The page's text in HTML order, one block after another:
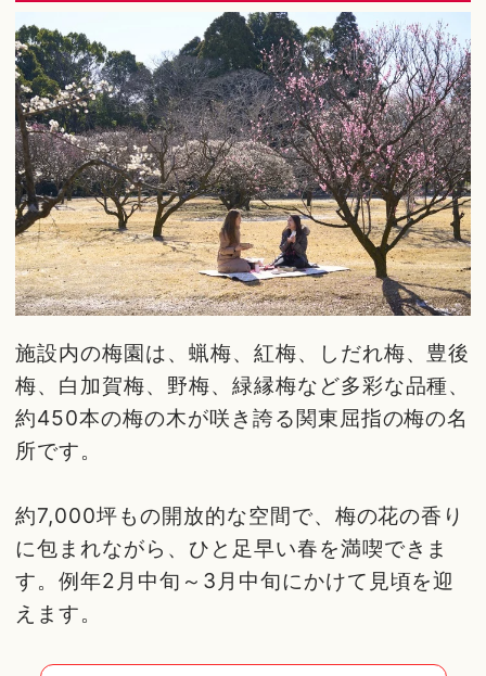
施設内の梅園は、蝋梅、紅梅、しだれ梅、豊後
梅、白加賀梅、野梅、緑縁梅など多彩な品種、
約450本の梅の木が咲き誇る関東屈指の梅の名
所です。
約7,000坪もの開放的な空間で、梅の花の香り
に包まれながら、ひと足早い春を満喫できま
す。例年2月中旬～3月中旬にかけて見頃を迎
えます。